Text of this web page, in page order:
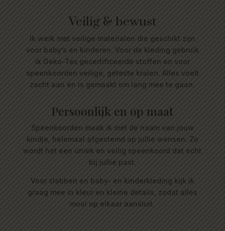
Veilig & bewust
Ik werk met veilige materialen die geschikt zijn
voor baby’s en kinderen. Voor de kleding gebruik
ik Oeko-Tex gecertificeerde stoffen en voor
speenkoorden veilige, geteste kralen. Alles voelt
zacht aan en is gemaakt om lang mee te gaan.
Persoonlijk en op maat
Speenkoorden maak ik met de naam van jouw
kindje, helemaal afgestemd op jullie wensen. Zo
wordt het een uniek en veilig speenkoord dat echt
bij jullie past.
Voor slabben en baby- en kinderkleding kijk ik
graag mee in kleur en kleine details, zodat alles
mooi op elkaar aansluit.